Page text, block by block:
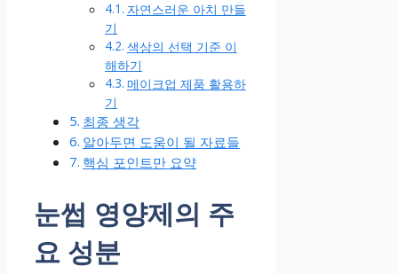
자연스러운 아치 만들
기
색상의 선택 기준 이
해하기
메이크업 제품 활용하
기
최종 생각
알아두면 도움이 될 자료들
핵심 포인트만 요약
눈썹 영양제의 주
요 성분